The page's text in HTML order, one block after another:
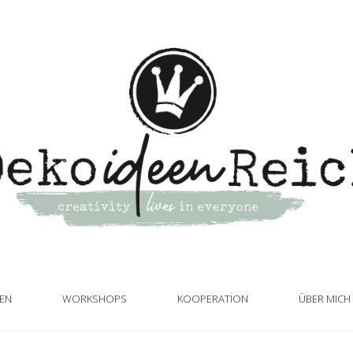
WORKSHOPS KOOPERATION ÜBER